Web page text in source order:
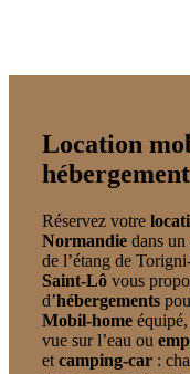
Location
Réservez votre
Normandie dans un
de l’étang de
Saint-Lô vous
d’hébergements
Mobil-home équipé,
vue sur l’eau ou
et camping-car :